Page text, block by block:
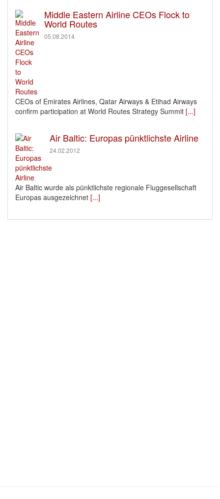
Middle Eastern Airline CEOs Flock to
World Routes
05.08.2014
CEOs of Emirates Airlines, Qatar Airways & Etihad Airways
confirm participation at World Routes Strategy Summit [...]
Air Baltic: Europas pünktlichste Airline
24.02.2012
Air Baltic wurde als pünktlichste regionale Fluggesellschaft
Europas ausgezeichnet [...]